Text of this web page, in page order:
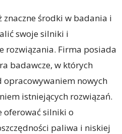
środki w badania i
swoje silniki i
rozwiązania. Firma posiada
badawcze, w których
nowych
istniejących rozwiązań.
oferować silniki o
paliwa i niskiej